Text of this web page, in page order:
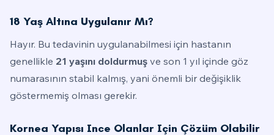
18 Yaş Altına Uygulanır Mı?
Hayır. Bu tedavinin uygulanabilmesi için hastanın
genellikle 21 yaşını doldurmuş ve son 1 yıl içinde göz
numarasının stabil kalmış, yani önemli bir değişiklik
göstermemiş olması gerekir.
Kornea Yapısı Ince Olanlar Için Çözüm Olabilir